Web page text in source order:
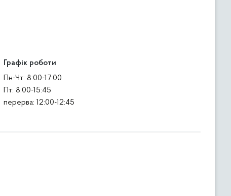
Графік роботи
Пн-Чт: 8:00-17:00
Пт: 8:00-15:45
перерва: 12:00-12:45